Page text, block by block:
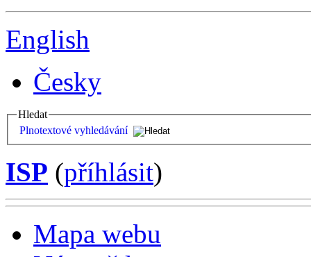
English
Česky
Hledat
Plnotextové vyhledávání
ISP (příhlásit)
Mapa webu